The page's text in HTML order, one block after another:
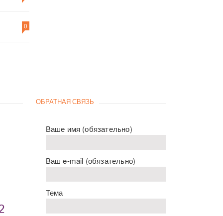
0
ОБРАТНАЯ СВЯЗЬ
Ваше имя (обязательно)
Ваш e-mail (обязательно)
Тема